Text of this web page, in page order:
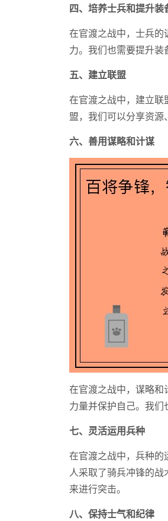
四、培养士兵和提升装
在官渡之战中，士兵
力。我们也需要提升装
五、建立联盟
在官渡之战中，建立
盟，我们可以分享资源
六、善用谋略和计谋
在官渡之战中，谋略
力量并保护自己。我们
七、灵活运用兵种
在官渡之战中，兵种
人采取了骑兵冲锋的
来进行突击。
八、保持士气和纪律